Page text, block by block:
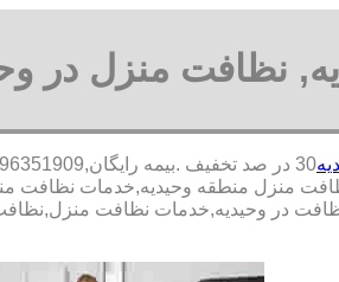
نظافت منزل در
منزل منطقه وحیدیه,خدمات نظافت
در وحیدیه,خدمات نظافت